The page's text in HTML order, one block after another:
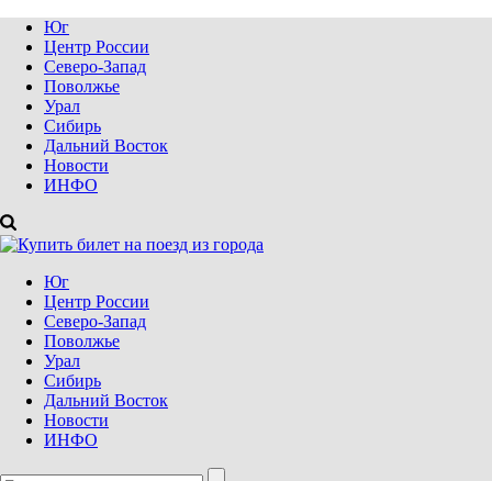
Юг
Центр России
Северо-Запад
Поволжье
Урал
Сибирь
Дальний Восток
Новости
ИНФО
Юг
Центр России
Северо-Запад
Поволжье
Урал
Сибирь
Дальний Восток
Новости
ИНФО